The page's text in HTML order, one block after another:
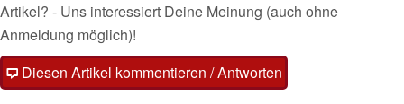
Artikel? - Uns interessiert Deine Meinung (auch ohne
Anmeldung möglich)!
Diesen Artikel kommentieren / Antworten